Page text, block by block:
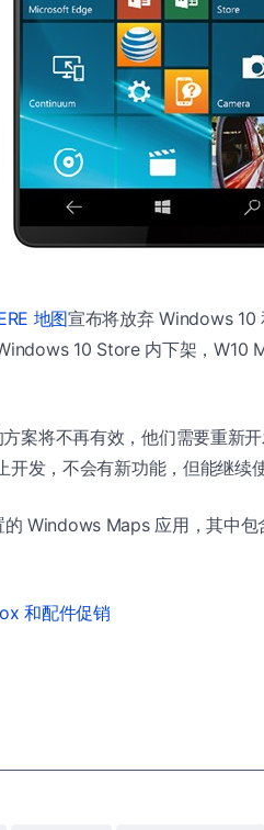
地图宣布将放弃 Windows 10
10 Store 内下架，W10
案将不再有效，他们需要重新开
发，不会有新功能，但能继续使
Windows Maps 应用，其中包
和配件促销